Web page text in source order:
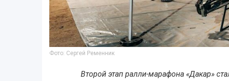
Фото: Сергей Ременник
Второй этап ралли-марафона «Дакар»